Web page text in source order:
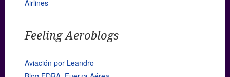
Airlines
Feeling Aeroblogs
Aviación por Leandro